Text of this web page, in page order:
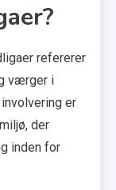
refererer
værger i
er
der
inden for